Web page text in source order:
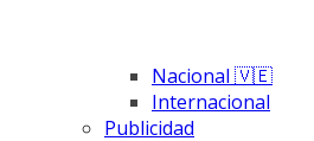
Nacional 🇻🇪
Internacional
Publicidad